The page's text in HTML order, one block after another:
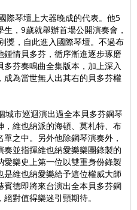
際琴壇上大器晚成的代表。他5
，9歲就舉辦首場公開演奏會，
獎，自此進入國際琴壇。不過布
情貝多芬，循序漸進逐步琢磨
芬奏鳴曲全集版本，加上深入
為當世無人出其右的貝多芬權
城市巡迴演出過全本貝多芬鋼琴
維也納派的海頓、莫札特、布
之中。另外他除鋼琴演奏外，
並指揮維也納愛樂樂團錄製的
樂史上第一位以雙重身份錄製
維也納愛樂給予這位權威大師
德即將來台演出全本貝多芬鋼
對值得樂迷引頸期待。